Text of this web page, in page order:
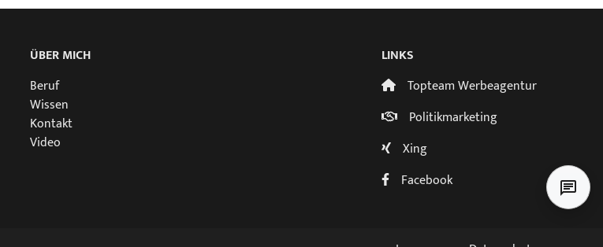
ÜBER MICH
Beruf
Wissen
Kontakt
Video
LINKS
Topteam Werbeagentur
Politikmarketing
Xing
Facebook
chat